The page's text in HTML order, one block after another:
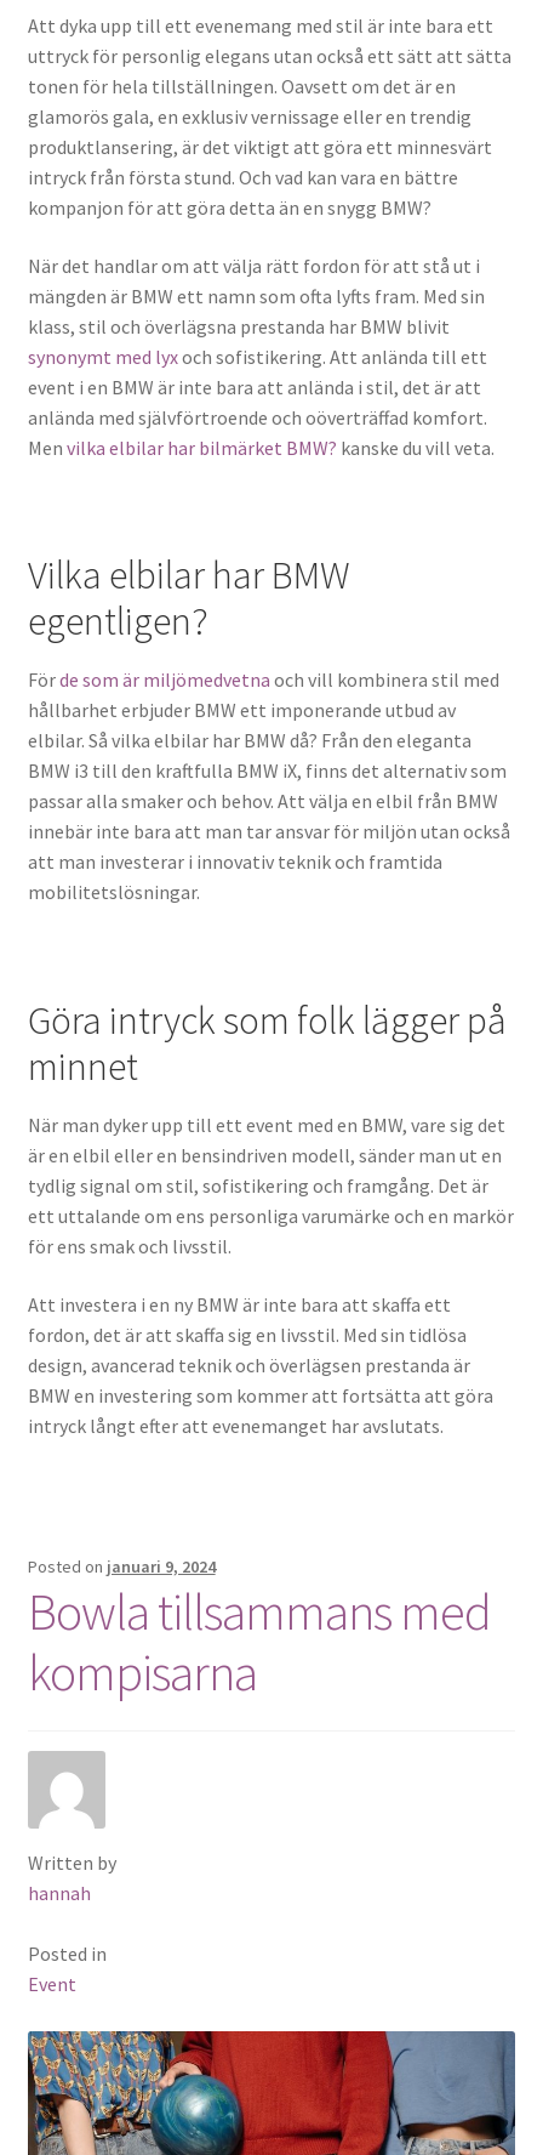
Att dyka upp till ett evenemang med stil är inte bara ett
uttryck för personlig elegans utan också ett sätt att sätta
tonen för hela tillställningen. Oavsett om det är en
glamorös gala, en exklusiv vernissage eller en trendig
produktlansering, är det viktigt att göra ett minnesvärt
intryck från första stund. Och vad kan vara en bättre
kompanjon för att göra detta än en snygg BMW?
När det handlar om att välja rätt fordon för att stå ut i
mängden är BMW ett namn som ofta lyfts fram. Med sin
klass, stil och överlägsna prestanda har BMW blivit
synonymt med lyxoch sofistikering. Att anlända till ett
event i en BMW är inte bara att anlända i stil, det är att
anlända med självförtroende och oöverträffad komfort.
Men vilka elbilar har bilmärket BMW? kanske du vill veta.
Vilka elbilar har BMW
egentligen?
Förde som är miljömedvetna och vill kombinera stil med
hållbarhet erbjuder BMW ett imponerande utbud av
elbilar. Så vilka elbilar har BMW då? Från den eleganta
BMW i3 till den kraftfulla BMW iX, finns det alternativ som
passar alla smaker och behov. Att välja en elbil från BMW
innebär inte bara att man tar ansvar för miljön utan också
att man investerar i innovativ teknik och framtida
mobilitetslösningar.
Göra intryck som folk lägger på
minnet
När man dyker upp till ett event med en BMW, vare sig det
är en elbil eller en bensindriven modell, sänder man ut en
tydlig signal om stil, sofistikering och framgång. Det är
ett uttalande om ens personliga varumärke och en markör
för ens smak och livsstil.
Att investera i en ny BMW är inte bara att skaffa ett
fordon, det är att skaffa sig en livsstil. Med sin tidlösa
design, avancerad teknik och överlägsen prestanda är
BMW en investering som kommer att fortsätta att göra
intryck långt efter att evenemanget har avslutats.
Posted on januari 9, 2024
Bowla tillsammans med
kompisarna
Written by
hannah
Posted in
Event